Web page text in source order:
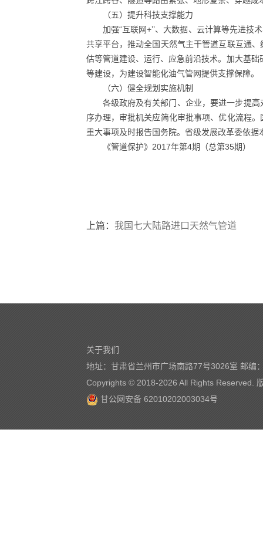
（五）提升科技支撑能力
加强“互联网+’’、大数据、云计算等先进
共享平台，推动全国天然气主干管道互联互通
估等管道建设、运行、应急前沿技术。加大基
等建设，为建设智能化油气管网提供支撑保障。
（六）健全规划实施机制
各级政府及有关部门、企业，要进一步提
序办理，审批机关应简化审批事项、优化流程
重大事项及时报告国务院。省级发展改革委依
《管道保护》2017年第4期（总第35期）
上篇： 我国七大陆路进口天然气管道
关于我们
地址：甘肃省兰州市广场南路77号3026室 邮编
Copyrights © 2018-2026 All Rights Reserved.
甘公网安备 62010202003034号